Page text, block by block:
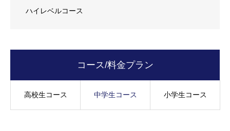
ハイレベルコース
コース/料金プラン
高校生コース 中学生コース 小学生コース